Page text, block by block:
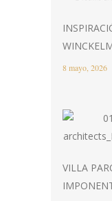
8 mayo, 2026
VILLA